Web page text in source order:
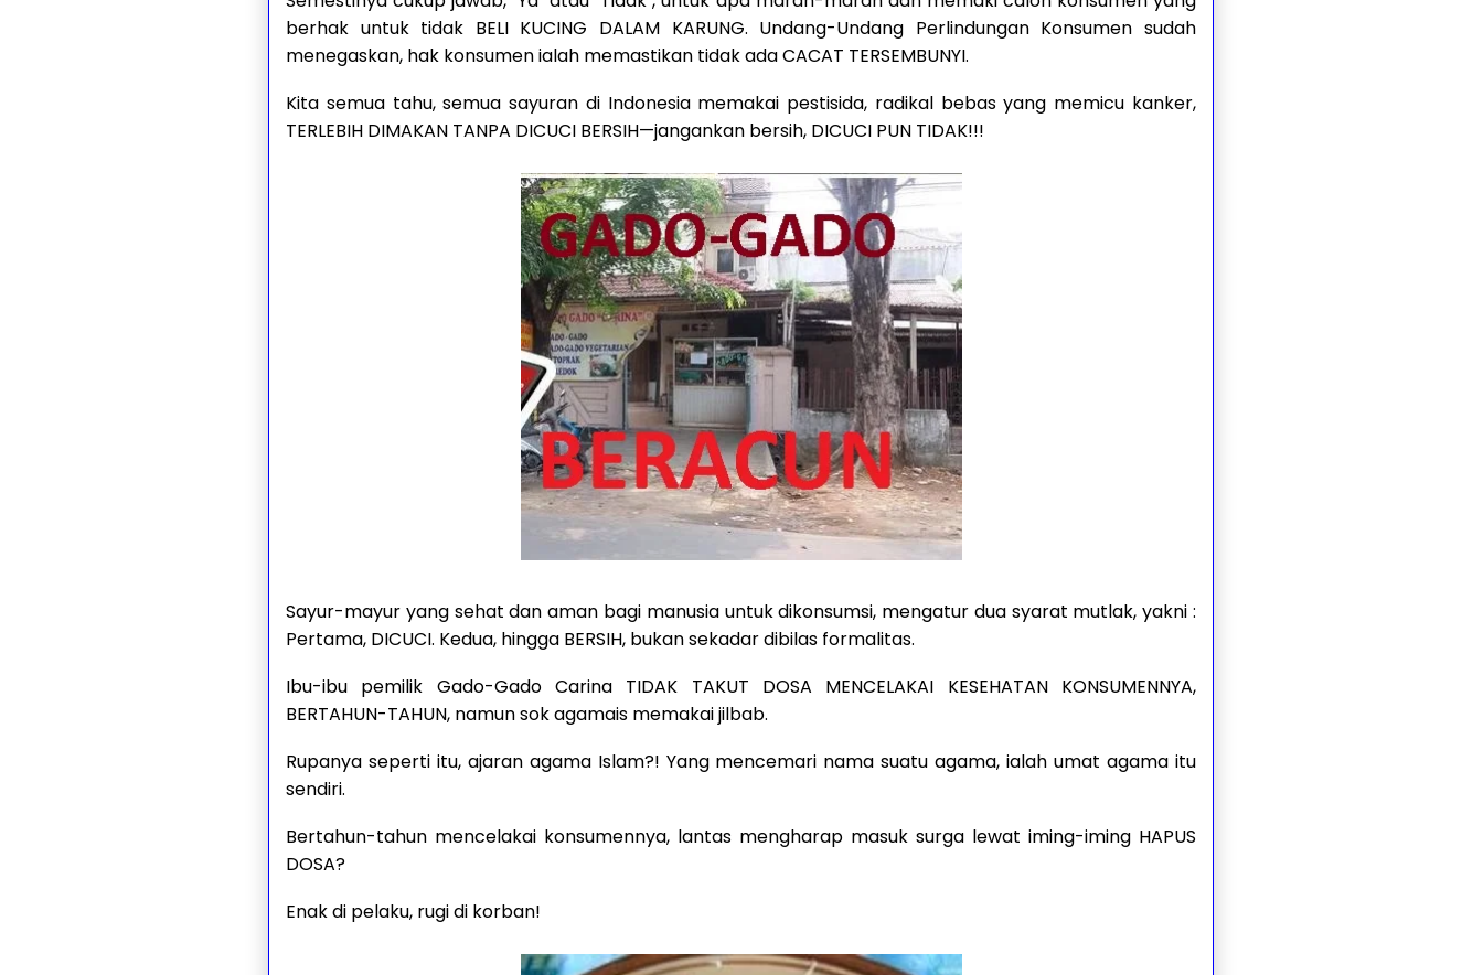
berhak untuk tidak BELI KUCING DALAM KARUNG. Undang-Undang Perlindungan Konsumen sudah
menegaskan, hak konsumen ialah memastikan tidak ada CACAT TERSEMBUNYI.
Kita semua tahu, semua sayuran di Indonesia memakai pestisida, radikal bebas yang memicu kanker,
TERLEBIH DIMAKAN TANPA DICUCI BERSIH—jangankan bersih, DICUCI PUN TIDAK!!!
Sayur-mayur yang sehat dan aman bagi manusia untuk dikonsumsi, mengatur dua syarat mutlak, yakni :
Pertama, DICUCI. Kedua, hingga BERSIH, bukan sekadar dibilas formalitas.
Ibu-ibu pemilik Gado-Gado Carina TIDAK TAKUT DOSA MENCELAKAI KESEHATAN KONSUMENNYA,
BERTAHUN-TAHUN, namun sok agamais memakai jilbab.
Rupanya seperti itu, ajaran agama Islam?! Yang mencemari nama suatu agama, ialah umat agama itu
sendiri.
Bertahun-tahun mencelakai konsumennya, lantas mengharap masuk surga lewat iming-iming HAPUS
DOSA?
Enak di pelaku, rugi di korban!